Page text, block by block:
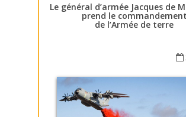
Le général d’armée Jacques de
prend le commandement
de l’Armée de terre